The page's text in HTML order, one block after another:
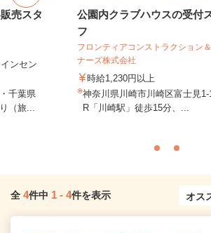
売スタ
ンセン
千葉県
（旅...
公園内クラブハウスの受付
フ
フロンティアコンストラクション
ナーズ株式会社
時給1,230円以上
神奈川県川崎市川崎区富士見1-
R「川崎駅」徒歩15分、...
全 4件中 1 - 4件を表示